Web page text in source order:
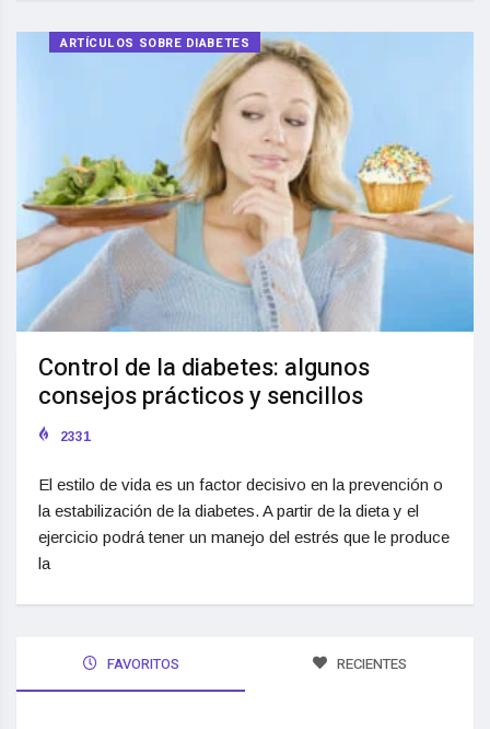
ARTÍCULOS SOBRE DIABETES
Control de la diabetes: algunos
consejos prácticos y sencillos
2331
El estilo de vida es un factor decisivo en la prevención o
la estabilización de la diabetes. A partir de la dieta y el
ejercicio podrá tener un manejo del estrés que le produce
la
FAVORITOS RECIENTES